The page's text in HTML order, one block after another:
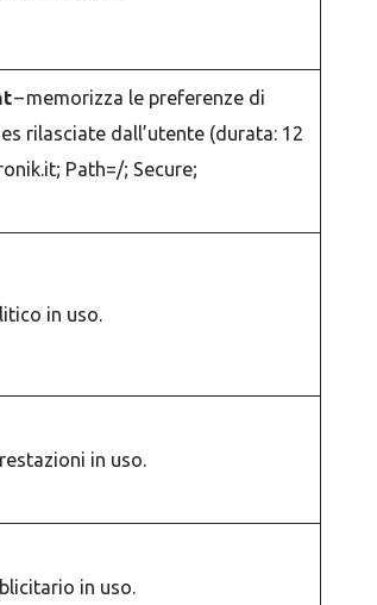
– memorizza le preferenze di
rilasciate dall’utente (durata: 12
Path=/; Secure;
in uso.
in uso.
in uso.